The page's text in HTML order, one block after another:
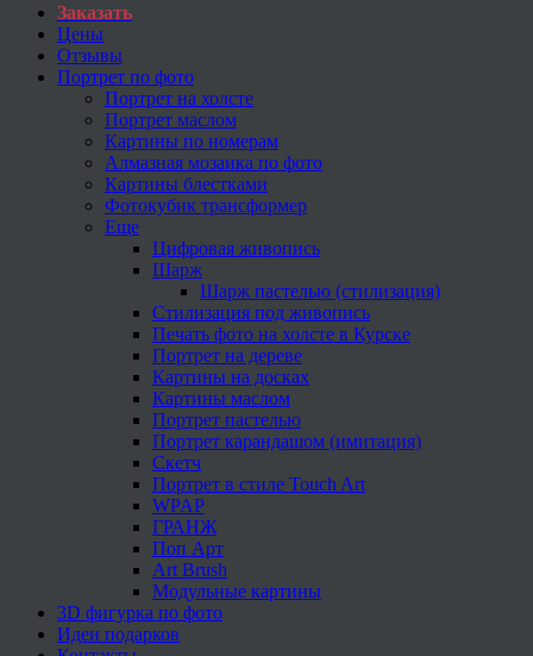
Заказать
Цены
Отзывы
Портрет по фото
Портрет на холсте
Портрет маслом
Картины по номерам
Алмазная мозаика по фото
Картины блестками
Фотокубик трансформер
Еще
Цифровая живопись
Шарж
Шарж пастелью (стилизация)
Стилизация под живопись
Печать фото на холсте в Курске
Портрет на дереве
Картины на досках
Картины маслом
Портрет пастелью
Портрет карандашом (имитация)
Скетч
Портрет в стиле Touch Art
WPAP
ГРАНЖ
Поп Арт
Art Brush
Модульные картины
3D фигурка по фото
Идеи подарков